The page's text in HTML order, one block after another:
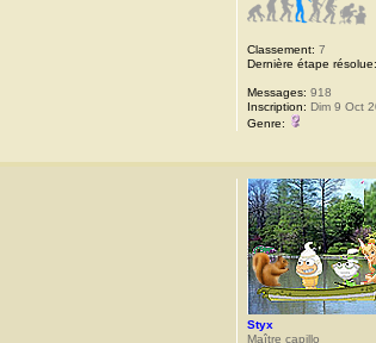
Classement: 7
Dernière étape résolue:
Messages: 918
Inscription: Dim 9 Oct
Genre:
Styx
Maître capillo